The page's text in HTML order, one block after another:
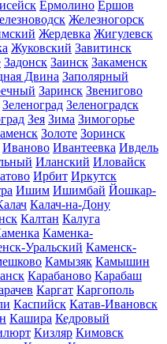
Ермолино Ершов
Железногорск
Жердевка Жигулевск
Жуковский Завитинск
Задонск Заинск Закаменск
Двина Заполярный
Заринск Звенигово
Зеленоград Зеленоградск
Зея Зима Зимогорье
Золоте Зоринск
Иваново Ивантеевка Ивдель
Иланский Иловайск
Ирбит Иркутск
Ишим Ишимбай Йошкар-
Калач-на-Дону
Калтан Калуга
Каменка-
Уральский Каменск-
Камызяк Камышин
Карабаново Карабаш
Каргат Каргополь
Каспийск Катав-Ивановск
Кашира Кедровый
Кизляр Кимовск